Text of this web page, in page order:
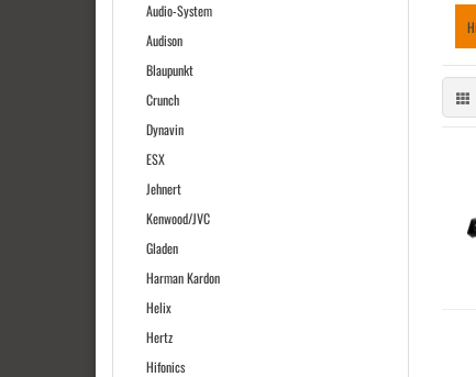
Audio-System
Audison
Blaupunkt
Crunch
Dynavin
ESX
Jehnert
Kenwood/JVC
Gladen
Harman Kardon
Helix
Hertz
Hifonics